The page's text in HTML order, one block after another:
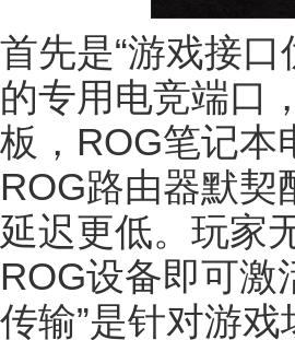
首先是“游戏接
的专用电竞端口
板，ROG笔记本
ROG路由器默契
延迟更低。玩家
ROG设备即可激
传输”是针对游